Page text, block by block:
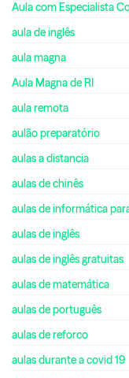
Aula com Especialista
aula de inglês
aula magna
Aula Magna de RI
aula remota
aulão preparatório
aulas a distancia
aulas de chinês
aulas de informática
aulas de inglês
aulas de inglês gratuitas
aulas de matemática
aulas de português
aulas de reforco
aulas durante a covid 19